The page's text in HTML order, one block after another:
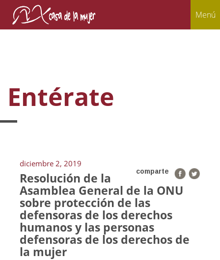
Menú
Entérate
diciembre 2, 2019
comparte
Resolución de la
Asamblea General de la ONU
sobre protección de las
defensoras de los derechos
humanos y las personas
defensoras de los derechos de
la mujer